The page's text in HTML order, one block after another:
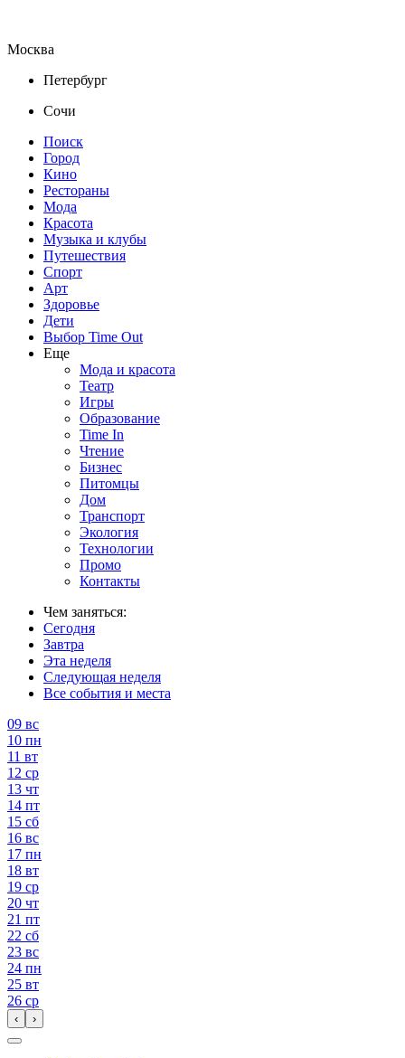
Москва
Петербург
Сочи
Поиск
Город
Кино
Рестораны
Мода
Красота
Музыка и клубы
Путешествия
Спорт
Арт
Здоровье
Дети
Выбор Time Out
Еще
Мода и красота
Театр
Игры
Образование
Time In
Чтение
Бизнес
Питомцы
Дом
Транспорт
Экология
Технологии
Промо
Контакты
Чем заняться:
Сегодня
Завтра
Эта неделя
Следующая неделя
Все события и места
09 вс
10 пн
11 вт
12 ср
13 чт
14 пт
15 сб
16 вс
17 пн
18 вт
19 ср
20 чт
21 пт
22 сб
23 вс
24 пн
25 вт
26 ср
‹ ›